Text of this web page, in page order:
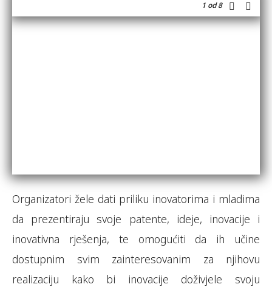
1 od 8
Organizatori žele dati priliku inovatorima i mladima
da prezentiraju svoje patente, ideje, inovacije i
inovativna rješenja, te omogućiti da ih učine
dostupnim svim zainteresovanim za njihovu
realizaciju kako bi inovacije doživjele svoju